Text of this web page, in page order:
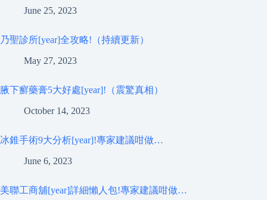
June 25, 2023
乃聖診所[year]全攻略!（持續更新）
May 27, 2023
腋下癬藥膏5大好處[year]!（震驚真相）
October 14, 2023
冰錐手術9大分析[year]!專家建議咁做…
June 6, 2023
美聯工商舖[year]詳細懶人包!專家建議咁做…